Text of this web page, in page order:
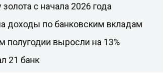
с начала 2026 года
доходы по банковским вкладам
выросли на 13%
21 банк